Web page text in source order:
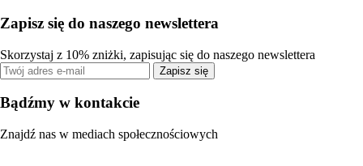
Zapisz się do naszego newslettera
Skorzystaj z 10% zniżki, zapisując się do naszego newslettera
Zapisz się
Bądźmy w kontakcie
Znajdź nas w mediach społecznościowych